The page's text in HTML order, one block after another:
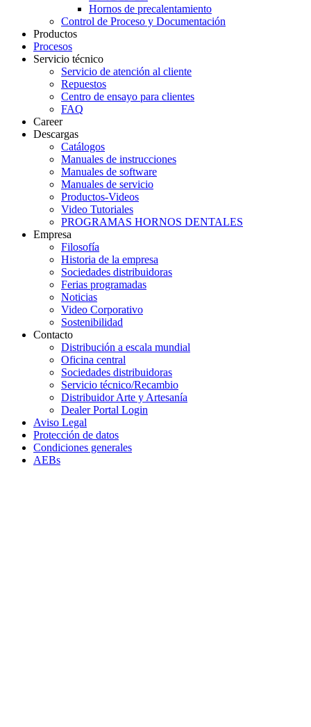
Hornos de precalentamiento
Control de Proceso y Documentación
Productos
Procesos
Servicio técnico
Servicio de atención al cliente
Repuestos
Centro de ensayo para clientes
FAQ
Career
Descargas
Catálogos
Manuales de instrucciones
Manuales de software
Manuales de servicio
Productos-Videos
Video Tutoriales
PROGRAMAS HORNOS DENTALES
Empresa
Filosofía
Historia de la empresa
Sociedades distribuidoras
Ferias programadas
Noticias
Video Corporativo
Sostenibilidad
Contacto
Distribución a escala mundial
Oficina central
Sociedades distribuidoras
Servicio técnico/Recambio
Distribuidor Arte y Artesanía
Dealer Portal Login
Aviso Legal
Protección de datos
Condiciones generales
AEBs